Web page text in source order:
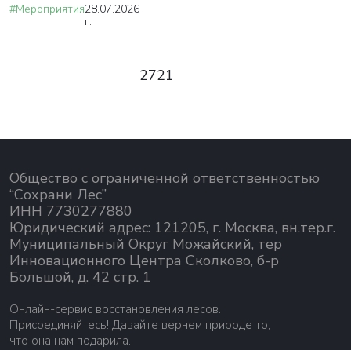
#Мероприятия28.07.2026
г.
2721
Общество с ограниченной ответственностью
“Сохрани Лес”
ИНН 7730277880
Юридический адрес: 121205, г. Москва, вн.тер.г.
Муниципальный Округ Можайский, тер
Инновационного Центра Сколково, б-р
Большой, д. 42 стр. 1
Онлайн-сервис восстановления лесов.
Присоединяйтесь! Давайте вернем природе то,
что она нам подарила.